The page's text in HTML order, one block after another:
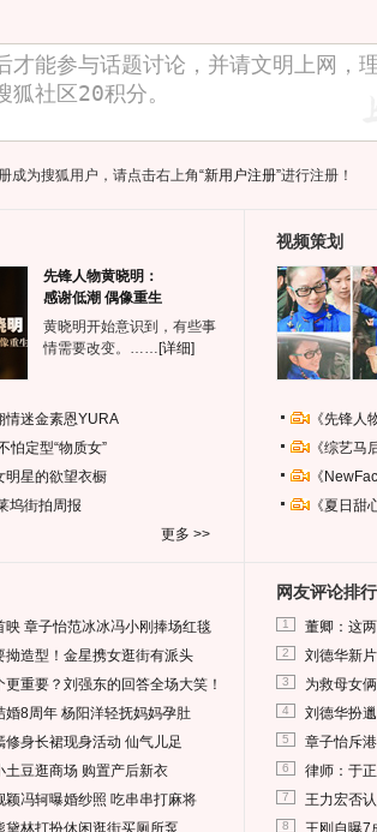
成为搜狐用户，请点击右上角“新用户注册”进行注册！
先锋人物黄晓明：
感谢低潮 偶像重生
黄晓明开始意识到，有些事
情需要改变。…… [详细]
情迷金素恩YURA
怕定型“物质女”
明星的欲望衣橱
坞街拍周报
更多 >>
视频策划
《先锋
《综艺
《
《夏日
映 章子怡范冰冰冯小刚捧场红毯
拗造型！金星携女逛街有派头
重要？刘强东的回答全场大笑！
婚8周年 杨阳洋轻抚妈妈孕肚
修身长裙现身活动 仙气儿足
土豆逛商场 购置产后新衣
颖冯轲曝婚纱照 吃串串打麻将
黛林打扮休闲逛街买厕所泵
网友评论排行
1 董卿：这
2 刘德华新
3 为救母女
4 刘德华扮
5 章子怡斥
6 律师：于
7 王力宏否
8 王刚自曝7